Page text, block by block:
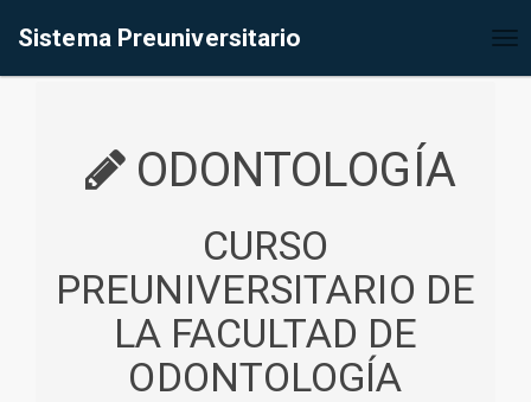
Sistema Preuniversitario
ODONTOLOGÍA
CURSO
PREUNIVERSITARIO DE
LA FACULTAD DE
ODONTOLOGÍA